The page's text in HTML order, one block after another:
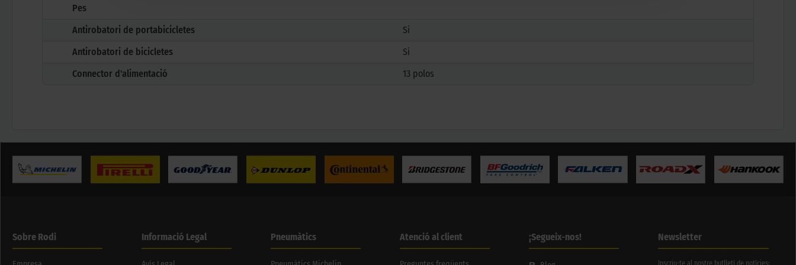
Pes
Antirobatori de portabicicletes
Si
Antirobatori de bicicletes
Si
Connector d'alimentació
13 polos
Sobre Rodi Informació Legal Pneumàtics Atenció al client ¡Segueix-nos! Newsletter
Inscriu-te al nostre butlletí de notícies: